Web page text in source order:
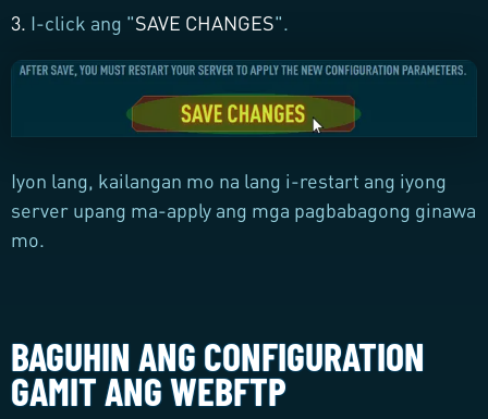
3. I-click ang "SAVE CHANGES".
Iyon lang, kailangan mo na lang i-restart ang iyong
server upang ma-apply ang mga pagbabagong ginawa
mo.
BAGUHIN ANG CONFIGURATION
GAMIT ANG WEBFTP